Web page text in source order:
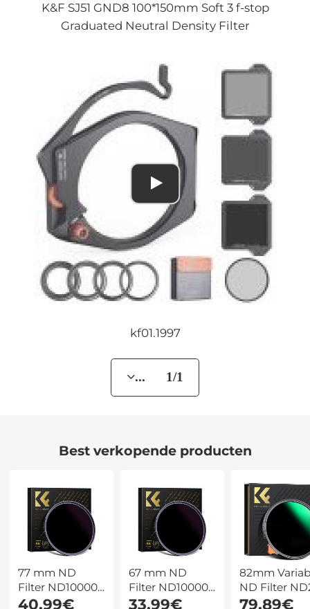
K&F SJ51 GND8 100*150mm Soft 3 f-stop
Graduated Neutral Density Filter
kf01.1997
... 1/1
Best verkopende producten
77 mm ND
Filter ND100000
Zonnefilter 16.6
40,99€
67 mm ND
Filter ND100000
Zonnefilter 16.6
33,99€
82mm
ND Filter
ND400 (1 - 9
79,89€